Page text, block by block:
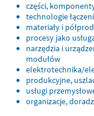
części,
technologie
materiały i
procesy jako
narzędzia i
modułów
elektrotechnika/
produkcyjne,
usługi
organizacje,